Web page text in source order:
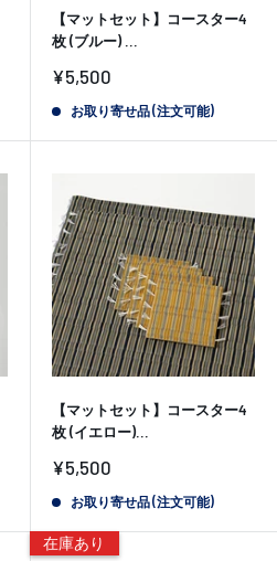
【マットセット】コースター4
枚 (ブルー) ...
販
価
¥5,500
お取り寄せ品 (注文可能)
【マットセット】コースター4
枚 (イエロー)...
販
価
¥5,500
お取り寄せ品 (注文可能)
在庫あり